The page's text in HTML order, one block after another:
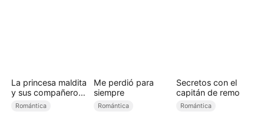
La princesa maldita
y sus compañeros
bestia
Romántica
Me perdió para
siempre
Romántica
Secretos con el
capitán de remo
Romántica